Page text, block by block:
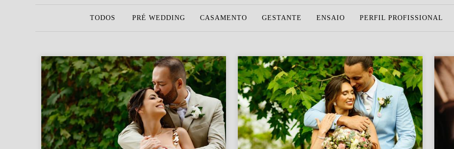
TODOS PRÉ WEDDING CASAMENTO GESTANTE ENSAIO PERFIL PROFISSIONAL